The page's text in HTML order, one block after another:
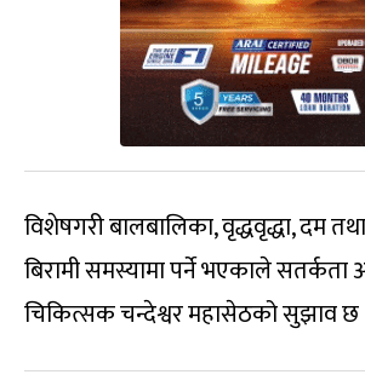
विशेषगरी बालबालिका, वृद्धवृद्धा, दम
बिरामी समस्यामा पर्ने भएकाले सतर्कता
चिकित्सक चन्देश्वर महासेठको सुझाव छ